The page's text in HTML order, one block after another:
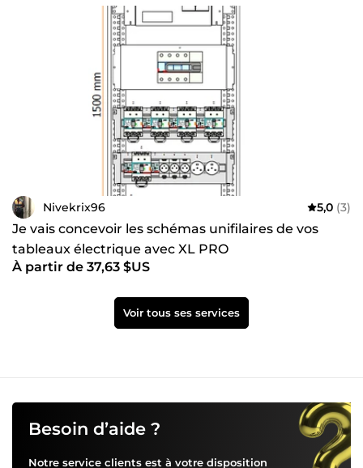
Nivekrix96 5,0 (3)
Je vais concevoir les schémas unifilaires de vos
tableaux électrique avec XL PRO
À partir de 37,63 $US
Voir tous ses services
Besoin d’aide ?
Notre service clients est à votre disposition